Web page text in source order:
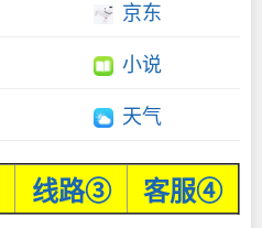
京东
小说
天气
线路③ 客服④